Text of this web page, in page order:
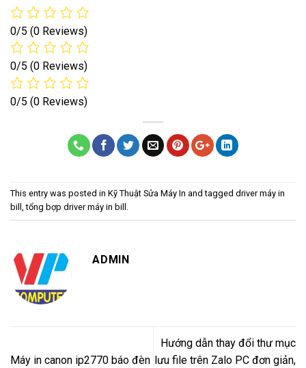
0/5 (0 Reviews)
0/5 (0 Reviews)
0/5 (0 Reviews)
This entry was posted in Kỹ Thuật Sửa Máy In and tagged driver máy in
bill ,tổng bợp driver máy in bill .
ADMIN
Máy in canon ip2770 báo đèn
Hướng dẫn thay đổi thư mục
lưu file trên Zalo PC đơn giản,